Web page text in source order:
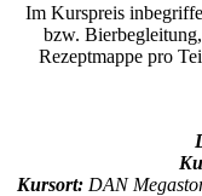
Im Kurspreis
bzw.
Rezeptmappe pro
Kursort:DAN